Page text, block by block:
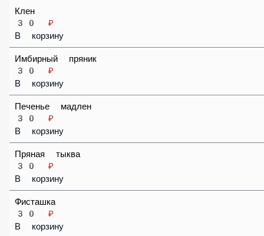
30 ₽
В корзину
30 ₽
В корзину
Клен
30 ₽
В корзину
Имбирный пряник
30 ₽
В корзину
Печенье мадлен
30 ₽